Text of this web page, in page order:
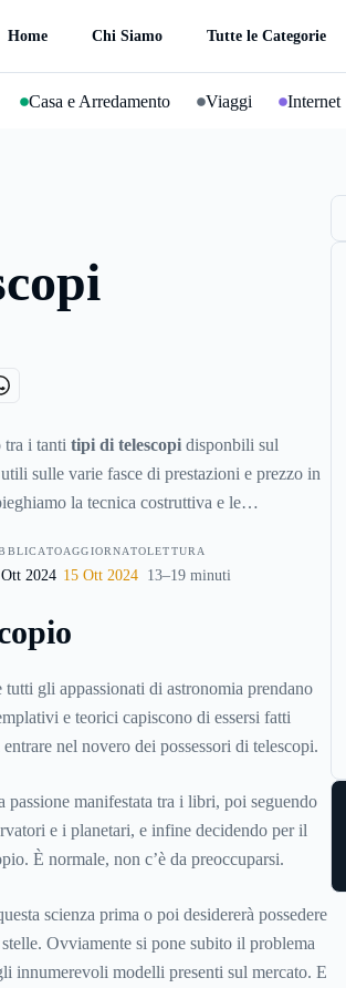
Home Chi Siamo Tutte le Categorie
Casa e Arredamento Viaggi Internet
tra i tanti tipi di telescopidisponbili sul
sulle varie fasce di prestazioni e prezzo in
la tecnica costruttiva e le
cosa offrono e quali sono gli eventuali
convengono.
2024
AGGIORNATO
15 Ott 2024
LETTURA
13–19 minuti
tutti gli appassionati di astronomia prendano
e teorici capiscono di essersi fatti
nel novero dei possessori di telescopi.
passione manifestata tra i libri, poi seguendo
e i planetari, e infine decidendo per il
È normale, non c’è da preoccuparsi.
scienza prima o poi desidererà possedere
Ovviamente si pone subito il problema
innumerevoli modelli presenti sul mercato. E